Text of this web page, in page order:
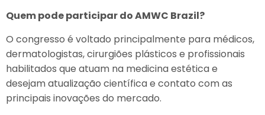
Quem pode participar do AMWC Brazil?
O congresso é voltado principalmente para médicos,
dermatologistas, cirurgiões plásticos e profissionais
habilitados que atuam na medicina estética e
desejam atualização científica e contato com as
principais inovações do mercado.